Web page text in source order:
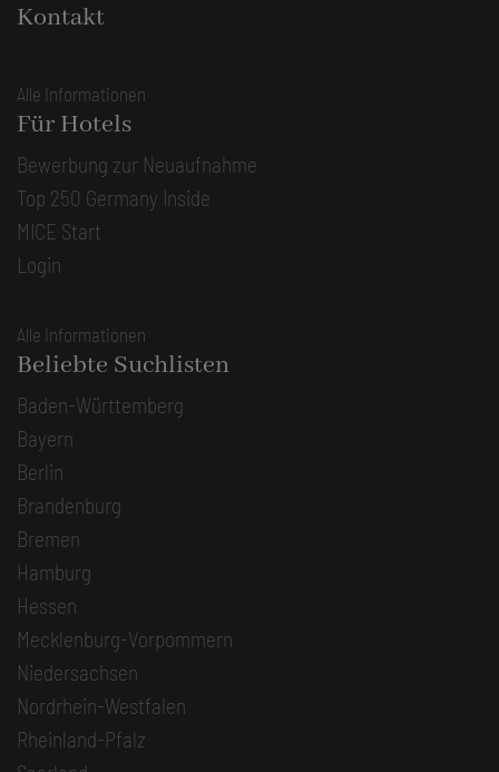
Kontakt
Alle Informationen
Für Hotels
Bewerbung zur Neuaufnahme
Top 250 Germany Inside
MICE Start
Login
Alle Informationen
Beliebte Suchlisten
Baden-Württemberg
Bayern
Berlin
Brandenburg
Bremen
Hamburg
Hessen
Mecklenburg-Vorpommern
Niedersachsen
Nordrhein-Westfalen
Rheinland-Pfalz